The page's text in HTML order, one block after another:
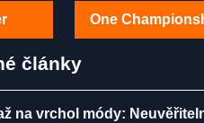
One
články
na vrchol módy: